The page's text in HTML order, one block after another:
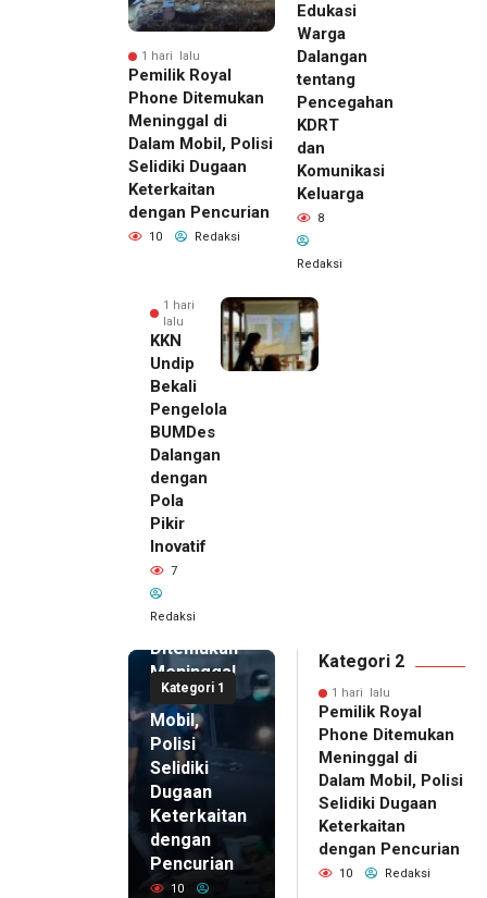
1 hari lalu
Pemilik Royal
Phone Ditemukan
Meninggal di
Dalam Mobil, Polisi
Selidiki Dugaan
Keterkaitan
dengan Pencurian
10 Redaksi
Edukasi
Warga
Dalangan
tentang
Pencegahan
KDRT
dan
Komunikasi
Keluarga
8
Redaksi
1 hari
lalu
KKN
Undip
Bekali
Pengelola
BUMDes
Dalangan
dengan
Pola
Pikir
Inovatif
7
Redaksi
Kategori 1
1 hari lalu
Pemilik
Royal
Phone
Ditemukan
Meninggal
di Dalam
Mobil,
Polisi
Selidiki
Dugaan
Keterkaitan
dengan
Pencurian
10
Kategori 2
1 hari lalu
Pemilik Royal
Phone Ditemukan
Meninggal di
Dalam Mobil, Polisi
Selidiki Dugaan
Keterkaitan
dengan Pencurian
10 Redaksi